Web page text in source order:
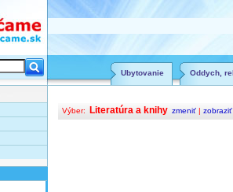
Oddych,
Ubytovanie
Výber: Literatúra a knihy zmeniť |